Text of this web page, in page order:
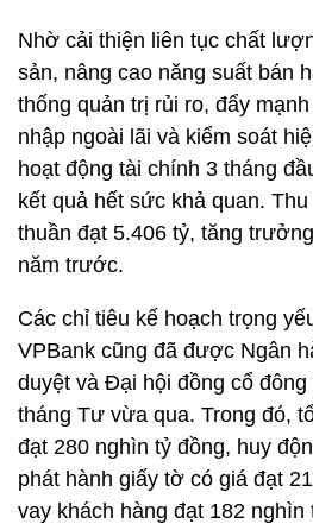
Nhờ cải thiện liên tục chất
sản, nâng cao năng suất bán
thống quản trị rủi ro, đẩy
nhập ngoài lãi và kiểm soát
hoạt động tài chính 3 tháng
kết quả hết sức khả quan.
thuần đạt 5.406 tỷ, tăng
năm trước.
Các chỉ tiêu kế hoạch trọng
VPBank cũng đã được Ngân
duyệt và Đại hội đồng cổ đông
tháng Tư vừa qua. Trong đó,
đạt 280 nghìn tỷ đồng, huy
phát hành giấy tờ có giá đạt
vay khách hàng đạt 182